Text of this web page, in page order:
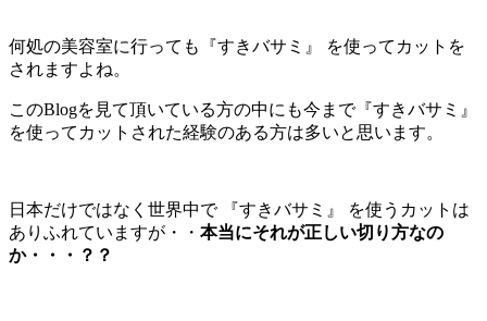
何処の美容室に行っても『すきバサミ』 を使ってカットを
されますよね。
このBlogを見て頂いている方の中にも今まで『すきバサミ』
を使ってカットされた経験のある方は多いと思います。
日本だけではなく世界中で 『すきバサミ』 を使うカットは
ありふれていますが・・ 本当にそれが正しい切り方なの
か・・・？？